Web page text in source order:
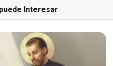
Interesar